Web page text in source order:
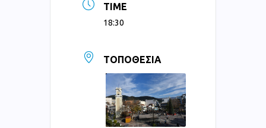
TIME
18:30
ΤΟΠΟΘΕΣΊΑ